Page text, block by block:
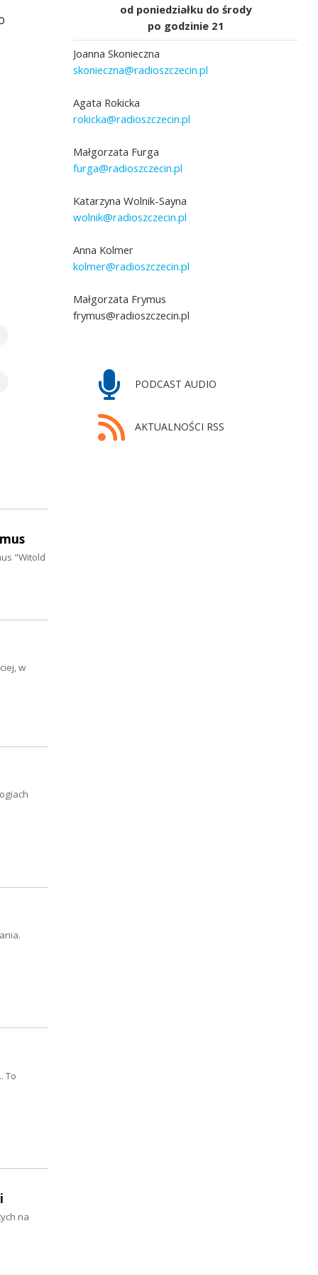
od poniedziałku do środy
po godzinie 21
Joanna Skonieczna
skonieczna@radioszczecin.pl
Agata Rokicka
rokicka@radioszczecin.pl
Małgorzata Furga
furga@radioszczecin.pl
Katarzyna Wolnik-Sayna
wolnik@radioszczecin.pl
Anna Kolmer
kolmer@radioszczecin.pl
Małgorzata Frymus
frymus@radioszczecin.pl
PODCAST AUDIO
AKTUALNOŚCI RSS
"Witold
w
To
na